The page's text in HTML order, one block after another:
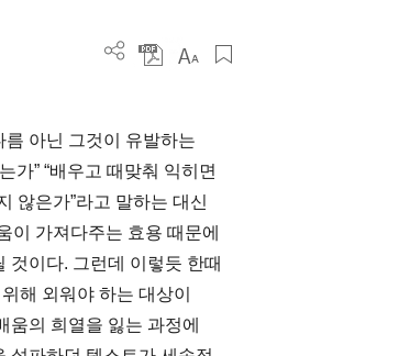
름 아닌 그것이 유발하는
가” “배우고 때맞춰 익히면
않은가”라고 말하는 대신
이 가져다주는 효용 때문에
것이다. 그런데 이렇듯 한때
해 외워야 하는 대상이
움의 희열을 잃는 과정에